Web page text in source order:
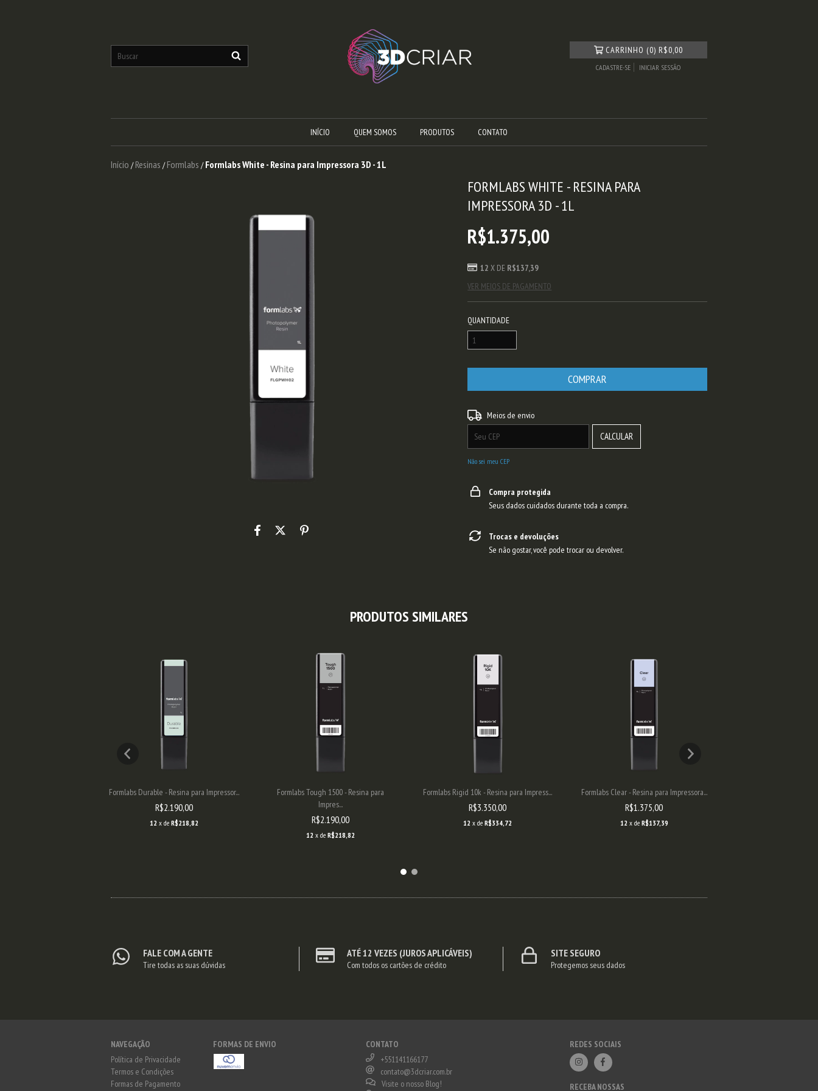
CARRINHO (0) R$0,00
CADASTRE-SE INICIAR SESSÃO
INÍCIO QUEM SOMOS PRODUTOS CONTATO
Início / Resinas / Formlabs / Formlabs White - Resina para Impressora 3D - 1L
FORMLABS WHITE - RESINA PARA
IMPRESSORA 3D - 1L
R$1.375,00
12 X DE R$137,39
VER MEIOS DE PAGAMENTO
QUANTIDADE
Entregas para o CEP:
Meios de envio
CALCULAR
Não sei meu CEP
Compra protegida
Seus dados cuidados durante toda a compra.
Trocas e devoluções
Se não gostar, você pode trocar ou devolver.
PRODUTOS SIMILARES
Formlabs Durable - Resina para Impressor...
R$2.190,00
12 x de R$218,82
Formlabs Tough 1500 - Resina para
Impres...
R$2.190,00
12 x deR$218,82
Formlabs Rigid 10k - Resina para Impress...
R$3.350,00
12 x de R$334,72
Formlabs Clear - Resina para Impressora...
R$1.375,00
12 x de R$137,39
FALE COM A GENTE
Tire todas as suas dúvidas
ATÉ 12 VEZES (JUROS APLICÁVEIS)
Com todos os cartões de crédito
SITE SEGURO
Protegemos seus dados
NAVEGAÇÃO
Política de Privacidade
Termos e Condições
Formas de Pagamento
FORMAS DE ENVIO
CONTATO
+551141166177
contato@3dcriar.com.br
Visite o nosso Blog!
REDES SOCIAIS
RECEBA NOSSAS